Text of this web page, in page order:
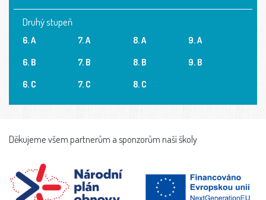
Druhý stupeň
6. A
6. B
6. C
7. A
7. B
7. C
8. A
8. B
8. C
9. A
9. B
Děkujeme všem partnerům a sponzorům naší školy